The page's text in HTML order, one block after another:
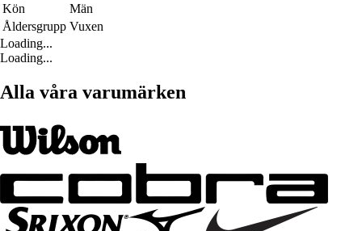
Kön
Män
Åldersgrupp Vuxen
Loading...
Loading...
Alla våra varumärken